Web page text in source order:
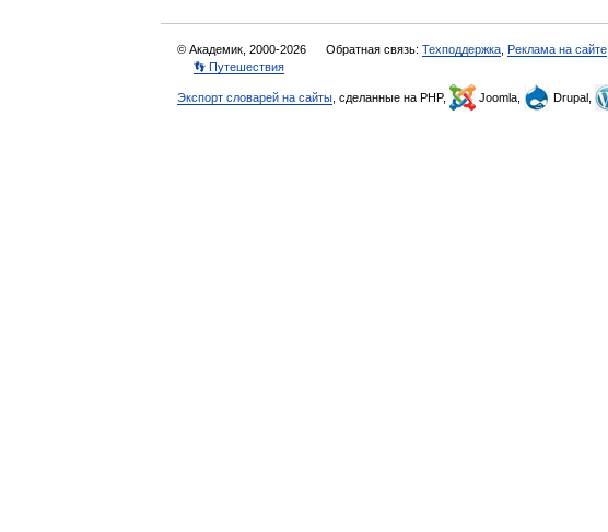
© Академик, 2000-2026 Обратная связь: Техподдержка Реклама на сайте
👣 Путешествия
Экспорт словарей на сайты , сделанные на PHP, Joomla, Drupal,